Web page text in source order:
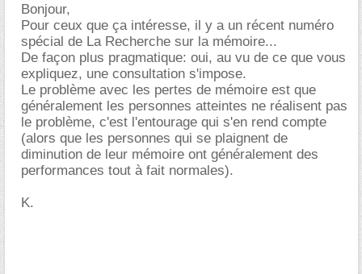
Bonjour,
Pour ceux que ça intéresse, il y a un récent numéro
spécial de La Recherche sur la mémoire...
De façon plus pragmatique: oui, au vu de ce que vous
expliquez, une consultation s'impose.
Le problème avec les pertes de mémoire est que
généralement les personnes atteintes ne réalisent pas
le problème, c'est l'entourage qui s'en rend compte
(alors que les personnes qui se plaignent de
diminution de leur mémoire ont généralement des
performances tout à fait normales).
K.